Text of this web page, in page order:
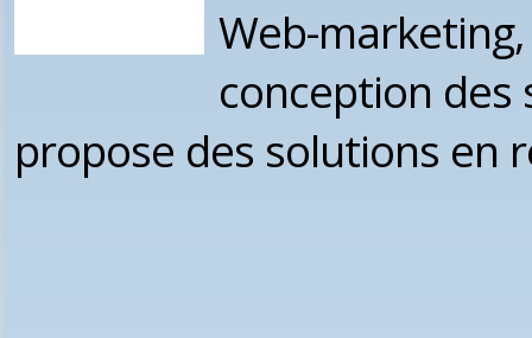
Web-
conception des
propose des solutions en